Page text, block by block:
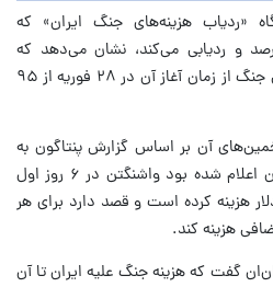
«ردیاب هزینه‌های جنگ ایران» که
و ردیابی می‌کند، نشان می‌دهد که
هزینه‌های ایالات متحده برای این جنگ از زمان آغاز آن در ۲۸ فوریه از ۹۵
آن بر اساس گزارش پنتاگون به
کنگره در ۱۰ مارس است که در آن اعلام شده بود واشنگتن در ۶ روز اول
۱۱.۳ میلیارد دلار هزینه کرده است و قصد دارد برای هر
گفت که هزینه جنگ علیه ایران تا آن